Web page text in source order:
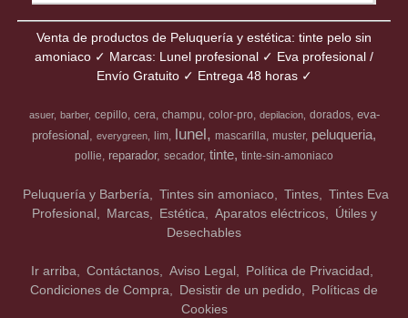
Venta de productos de Peluquería y estética: tinte pelo sin
amoniaco ✓ Marcas: Lunel profesional ✓ Eva profesional /
Envío Gratuito ✓ Entrega 48 horas ✓
asuer barber cepillo cera champu color-pro depilacion dorados eva-
profesional
everygreen lim lunel mascarilla muster peluqueria
pollie reparador secador tinte tinte-sin-amoniaco
Peluquería y Barbería Tintes sin amoniaco Tintes
Tintes Eva
Profesional
Marcas Estética Aparatos eléctricos
Útiles y
Desechables
Ir arriba Contáctanos Aviso Legal
Política de Privacidad
Condiciones de Compra
Desistir de un pedido
Políticas de
Cookies